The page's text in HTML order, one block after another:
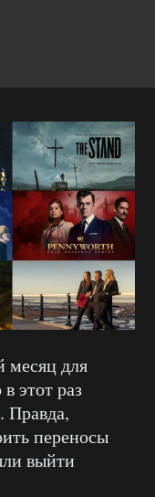
месяц для
этот раз
Правда,
переносы
выйти